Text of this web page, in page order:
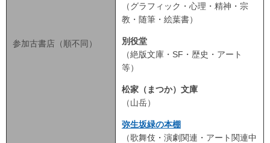
参加古書店（順不同）
（グラフィック・心理・精神・宗
教・随筆・絵葉書）
別役堂
（絶版文庫・SF・歴史・アート
等）
松家（まつか）文庫
（山岳）
弥生坂緑の本棚
（歌舞伎・演劇関連・アート関連中